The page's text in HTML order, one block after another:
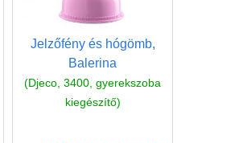
Jelzőfény és hógömb,
Balerina
(Djeco, 3400, gyerekszoba
kiegészítő)